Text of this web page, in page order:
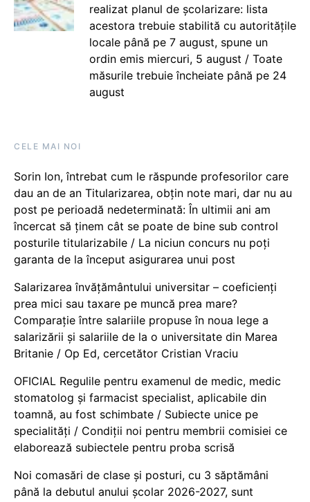
realizat planul de școlarizare: lista
acestora trebuie stabilită cu autoritățile
locale până pe 7 august, spune un
ordin emis miercuri, 5 august / Toate
măsurile trebuie încheiate până pe 24
august
CELE MAI NOI
Sorin Ion, întrebat cum le răspunde profesorilor care
dau an de an Titularizarea, obțin note mari, dar nu au
post pe perioadă nedeterminată: În ultimii ani am
încercat să ținem cât se poate de bine sub control
posturile titularizabile / La niciun concurs nu poți
garanta de la început asigurarea unui post
Salarizarea învățământului universitar – coeficienți
prea mici sau taxare pe muncă prea mare?
Comparație între salariile propuse în noua lege a
salarizării și salariile de la o universitate din Marea
Britanie / Op Ed, cercetător Cristian Vraciu
OFICIAL Regulile pentru examenul de medic, medic
stomatolog și farmacist specialist, aplicabile din
toamnă, au fost schimbate / Subiecte unice pe
specialități / Condiții noi pentru membrii comisiei ce
elaborează subiectele pentru proba scrisă
Noi comasări de clase și posturi, cu 3 săptămâni
până la debutul anului școlar 2026-2027, sunt